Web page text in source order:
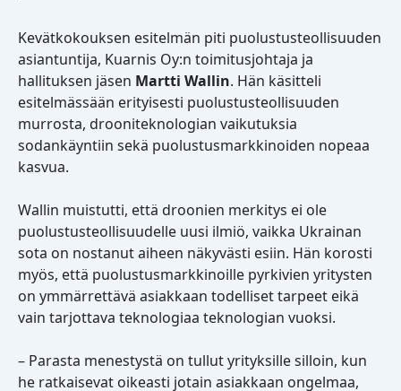
Kevätkokouksen esitelmän piti puolustusteollisuuden
asiantuntija, Kuarnis Oy:n toimitusjohtaja ja
hallituksen jäsen Martti Wallin. Hän käsitteli
esitelmässään erityisesti puolustusteollisuuden
murrosta, drooniteknologian vaikutuksia
sodankäyntiin sekä puolustusmarkkinoiden nopeaa
kasvua.
Wallin muistutti, että droonien merkitys ei ole
puolustusteollisuudelle uusi ilmiö, vaikka Ukrainan
sota on nostanut aiheen näkyvästi esiin. Hän korosti
myös, että puolustusmarkkinoille pyrkivien yritysten
on ymmärrettävä asiakkaan todelliset tarpeet eikä
vain tarjottava teknologiaa teknologian vuoksi.
– Parasta menestystä on tullut yrityksille silloin, kun
he ratkaisevat oikeasti jotain asiakkaan ongelmaa,